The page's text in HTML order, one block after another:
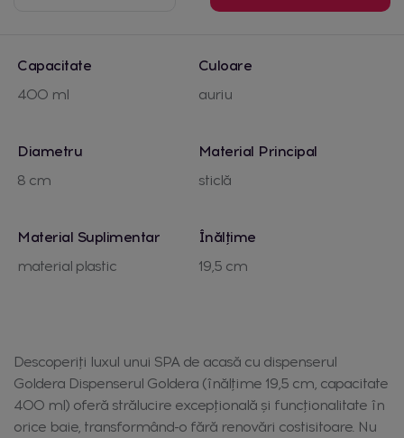
Capacitate
400 ml
Culoare
auriu
Diametru
8 cm
Material Principal
sticlă
Material Suplimentar
material plastic
Înălțime
19,5 cm
Descoperiți luxul unui SPA de acasă cu dispenserul
Goldera Dispenserul Goldera (înălțime 19,5 cm, capacitate
400 ml) oferă strălucire excepțională și funcționalitate în
orice baie, transformând-o fără renovări costisitoare. Nu